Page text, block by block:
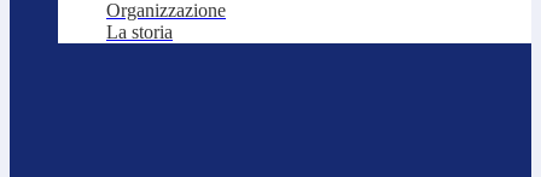
Organizzazione
La storia